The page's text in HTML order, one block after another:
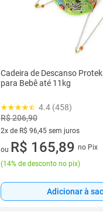
Cadeira de Descanso
para Bebê até 11kg
4.4 (458)
R$ 206,90
2x de R$ 96,45 sem juros
2 vez de R$ 96,45 sem juros
ou R$ 165,89 no Pix
(14% de desconto no pix)
Adicionar à